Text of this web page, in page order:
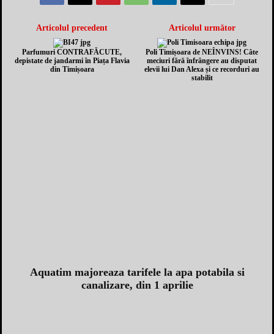
Articolul precedent
Parfumuri CONTRAFĂCUTE,
depistate de jandarmi în Piața Flavia
din Timișoara
Articolul următor
Poli Timișoara de NEÎNVINS! Câte
meciuri fără înfrângere au disputat
elevii lui Dan Alexa și ce recorduri au
stabilit
Aquatim majoreaza tarifele la apa potabila si
canalizare, din 1 aprilie